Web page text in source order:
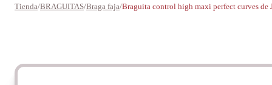
Tienda/BRAGUITAS/Braga faja/Braguita control high maxi perfect curves de